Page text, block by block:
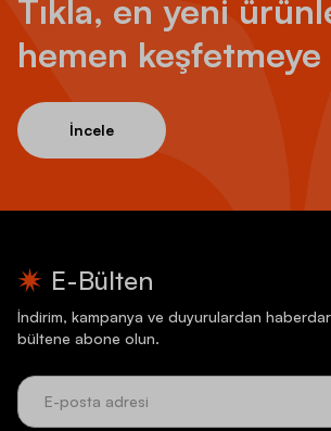
Tıkla, en yeni
hemen keşfetmeye
İncele
E-Bülten
İndirim, kampanya ve duyurulardan
bültene abone olun.